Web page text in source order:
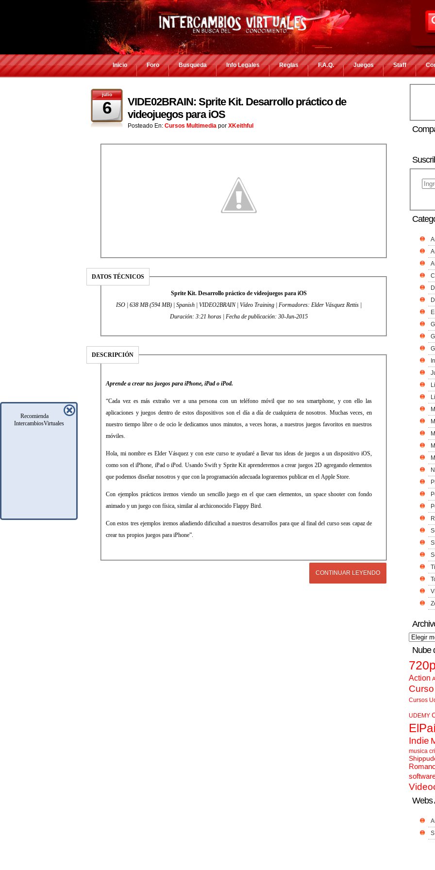
Recomienda
IntercambiosVirtuales
Inicio Foro Busqueda Info Legales Reglas F.A.Q. Juegos Staff
julio
6
VIDE02BRAIN: Sprite Kit. Desarrollo práctico de
videojuegos para iOS
Posteado En: Cursos Multimedia por XKeithful
DATOS TÉCNICOS
Sprite Kit. Desarrollo práctico de videojuegos para iOS
ISO | 638 MB (594 MB) | Spanish | VIDEO2BRAIN | Vídeo Training | Formadores: Elder Vásquez Rettis |
Duración: 3:21 horas | Fecha de publicación: 30-Jun-2015
DESCRIPCIÓN
Aprende a crear tus juegos para iPhone, iPad o iPod.
“Cada vez es más extraño ver a una persona con un teléfono móvil que no sea smartphone, y con ello las
aplicaciones y juegos dentro de estos dispositivos son el día a día de cualquiera de nosotros. Muchas veces, en
nuestro tiempo libre o de ocio le dedicamos unos minutos, a veces horas, a nuestros juegos favoritos en nuestros
móviles.
Hola, mi nombre es Elder Vásquez y con este curso te ayudaré a llevar tus ideas de juegos a un dispositivo iOS,
como son el iPhone, iPad o iPod. Usando Swift y Sprite Kit aprenderemos a crear juegos 2D agregando elementos
que podemos diseñar nosotros y que con la programación adecuada lograremos publicar en el Apple Store.
Con ejemplos prácticos iremos viendo un sencillo juego en el que caen elementos, un space shooter con fondo
animado y un juego con física, similar al archiconocido Flappy Bird.
Con estos tres ejemplos iremos añadiendo dificultad a nuestros desarrollos para que al final del curso seas capaz de
crear tus propios juegos para iPhone”.
CONTINUAR LEYENDO
Nube
Action
Cursos
UDEMY
Indie
musica
Webs